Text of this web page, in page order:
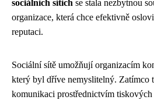
sociálních sítích se stala nezbytnou
organizace, která chce efektivně
reputaci.
Sociální sítě umožňují organizacím
který byl dříve nemyslitelný. Zatímco
komunikaci prostřednictvím tiskových